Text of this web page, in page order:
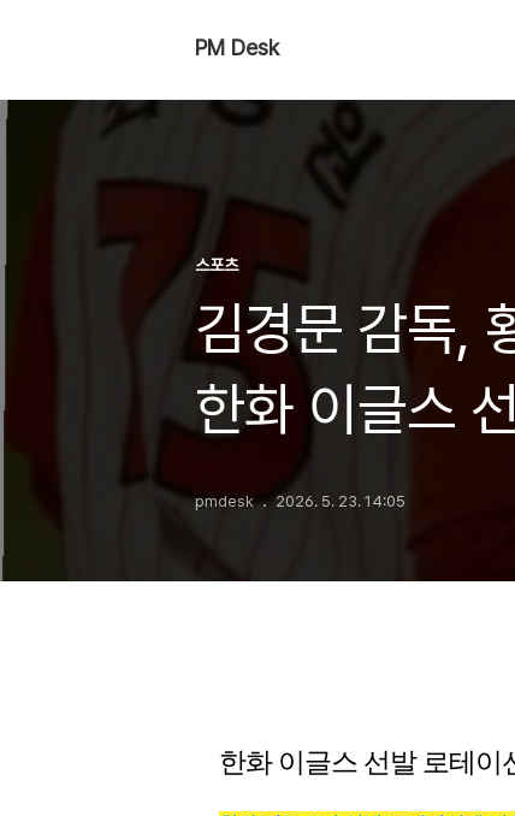
PM Desk
스포츠
김경문 감독,
한화 이글스
pmdesk 2026. 5. 23. 14:05
한화 이글스 선발 로테이